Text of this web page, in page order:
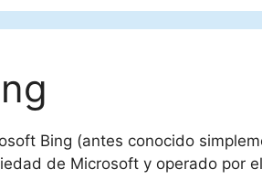
Bing (antes conocido
de Microsoft y operado por